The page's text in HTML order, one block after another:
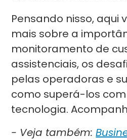
Pensando nisso, aqui
mais sobre a
monitoramento de
assistenciais, os
pelas operadoras e
como superá-los
tecnologia.
- Veja também: